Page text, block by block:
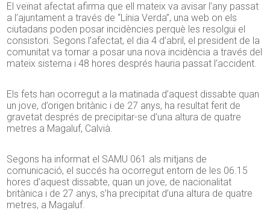
El veïnat afectat afirma que ell mateix va avisar l’any passat
a l’ajuntament a través de “Línia Verda”, una web on els
ciutadans poden posar incidències perquè les resolgui el
consistori. Segons l’afectat, el dia 4 d’abril, el president de la
comunitat va tornar a posar una nova incidència a través del
mateix sistema i 48 hores després hauria passat l’accident.
Els fets han ocorregut a la matinada d’aquest dissabte quan
un jove, d’origen britànic i de 27 anys, ha resultat ferit de
gravetat després de precipitar-se d’una altura de quatre
metres a Magaluf, Calvià.
Segons ha informat el SAMU 061 als mitjans de
comunicació, el succés ha ocorregut entorn de les 06.15
hores d’aquest dissabte, quan un jove, de nacionalitat
britànica i de 27 anys, s’ha precipitat d’una altura de quatre
metres, a Magaluf.